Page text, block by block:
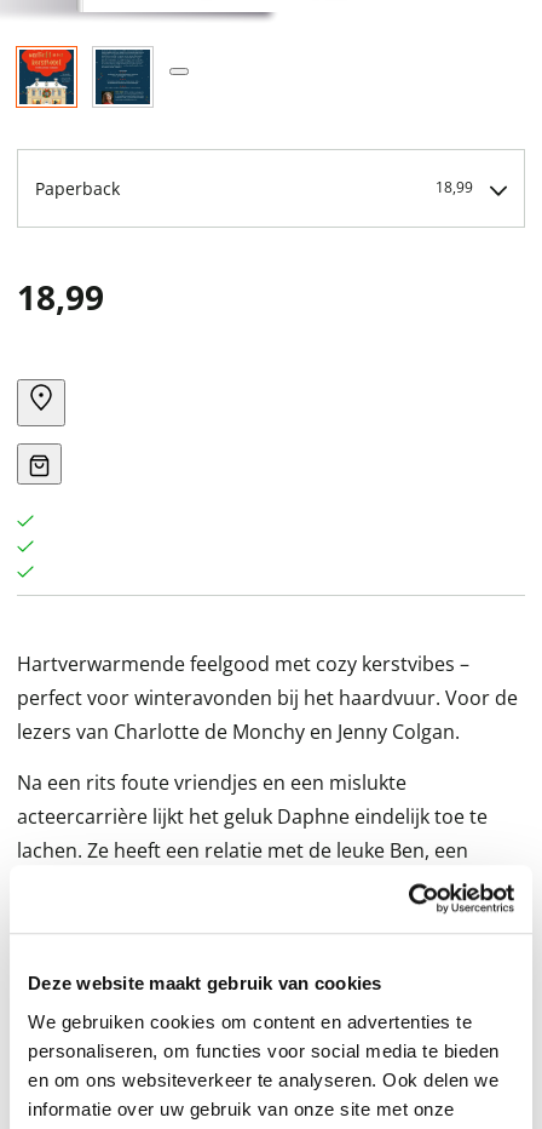
Deze website maakt gebruik van cookies
We gebruiken cookies om content en advertenties te
personaliseren, om functies voor social media te bieden
en om ons websiteverkeer te analyseren. Ook delen we
informatie over uw gebruik van onze site met onze
Paperback 18,99
18,99
Hartverwarmende feelgood met cozy kerstvibes –
perfect voor winteravonden bij het haardvuur. Voor de
lezers van Charlotte de Monchy en Jenny Colgan.
Na een rits foute vriendjes en een mislukte
acteercarrière lijkt het geluk Daphne eindelijk toe te
lachen. Ze heeft een relatie met de leuke Ben, een
schattige kat en een appartement met een woonkamer
zo groot als een balzaal. Met de feestdagen in aantocht
worden. Zou hij haar ten huwelijk willen vragen?
Dan vraagt Daphnes oud-werkgever haar vlak voor
kerst om hulp. Het hotel waar ze ooit werkte staat
bekend om zijn historische kerstbal, maar het